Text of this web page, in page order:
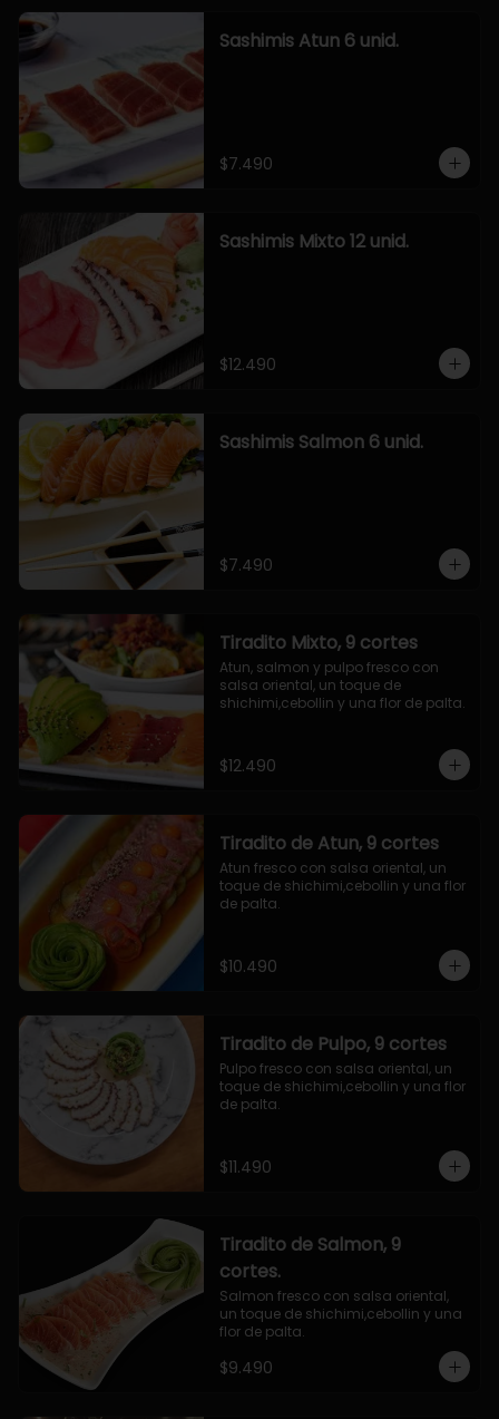
Sashimis Atun 6 unid.
$7.490
Sashimis Mixto 12 unid.
$12.490
Sashimis Salmon 6 unid.
$7.490
Tiradito Mixto, 9 cortes
Atun, salmon y pulpo fresco con
salsa oriental, un toque de
shichimi,cebollin y una flor de palta.
$12.490
Tiradito de Atun, 9 cortes
Atun fresco con salsa oriental, un
toque de shichimi,cebollin y una flor
de palta.
$10.490
Tiradito de Pulpo, 9 cortes
Pulpo fresco con salsa oriental, un
toque de shichimi,cebollin y una flor
de palta.
$11.490
Tiradito de Salmon, 9
cortes.
Salmon fresco con salsa oriental,
un toque de shichimi,cebollin y una
flor de palta.
$9.490